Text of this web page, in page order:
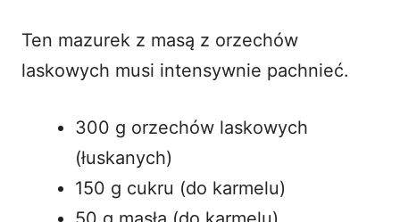
Ten mazurek z masą z orzechów
laskowych musi intensywnie pachnieć.
300 g orzechów laskowych
(łuskanych)
150 g cukru (do karmelu)